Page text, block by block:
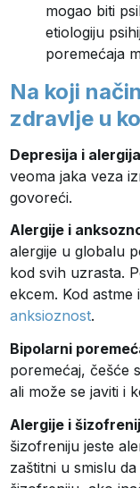
mogao biti
etiologiju
poremećaja
Na koji
zdravlje u
Depresija i alergija
veoma jaka veza
govoreći.
Alergije i
alergije u globalu
kod svih uzrasta.
ekcem. Kod astme
anksioznost.
Bipolarni
poremećaj, češće
ali može se javiti i
Alergije i
šizofreniju jeste
zaštitni u smislu